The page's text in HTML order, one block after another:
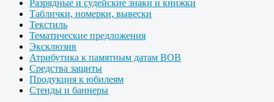
Разрядные и судейские знаки и книжки
Таблички, номерки, вывески
Текстиль
Тематические предложения
Эксклюзив
Атрибутика к памятным датам ВОВ
Средства защиты
Продукция к юбилеям
Стенды и баннеры